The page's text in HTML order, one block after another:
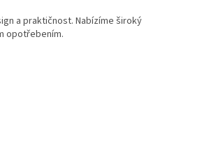
a praktičnost. Nabízíme široký
opotřebením.